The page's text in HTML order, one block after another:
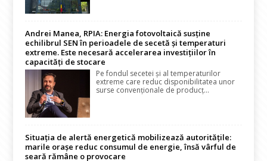
Andrei Manea, RPIA: Energia fotovoltaică susține
echilibrul SEN în perioadele de secetă și temperaturi
extreme. Este necesară accelerarea investițiilor în
capacități de stocare
Pe fondul secetei și al temperaturilor
extreme care reduc disponibilitatea unor
surse convenționale de producț...
Situația de alertă energetică mobilizează autoritățile:
marile orașe reduc consumul de energie, însă vârful de
seară rămâne o provocare